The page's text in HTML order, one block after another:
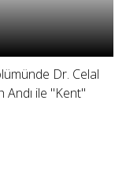
Dr. Celal
ile "Kent"